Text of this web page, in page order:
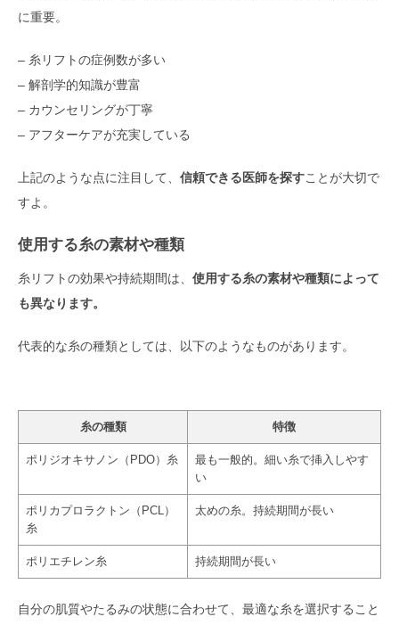
に重要。
– 糸リフトの症例数が多い
– 解剖学的知識が豊富
– カウンセリングが丁寧
– アフターケアが充実している
上記のような点に注目して、 信頼できる医師を探すことが大切で
すよ。
使用する糸の素材や種類
糸リフトの効果や持続期間は、 使用する糸の素材や種類によって
も異なります。
代表的な糸の種類としては、以下のようなものがあります。
糸の種類 特徴
ポリジオキサノン（PDO）糸
最も一般的。細い糸で挿入しやす
い
ポリカプロラクトン（PCL）
糸
太めの糸。持続期間が長い
ポリエチレン糸 持続期間が長い
自分の肌質やたるみの状態に合わせて、最適な糸を選択すること